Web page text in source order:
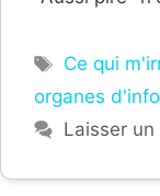
Étiquettes
Ce qui
organes
Laisser